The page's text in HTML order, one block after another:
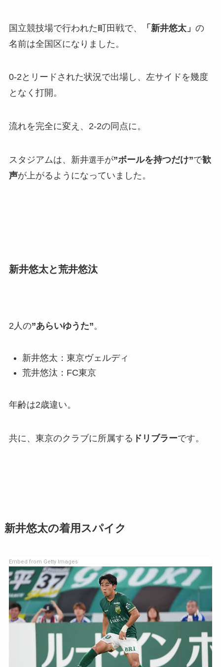
国立競技場で行われた町田戦で、 「新井悠太」 の
名前は全国区になりました。
0-2とリードされた状況で出場し、左サイドを幾度
となく打開。
流れを完全に変え、2-2の同点に。
スタジアムは、新井選手が”ボールを持つだけ”で歓
声が上がるようになっていました。
新井悠太と荒井悠汰
2人の”あらいゆうた”。
新井悠太：東京ヴェルディ
荒井悠汰：FC東京
年齢は2歳違い。
共に、東京のクラブに所属する ドリブラーです。
新井悠太の着用スパイク
Embed from Getty Images